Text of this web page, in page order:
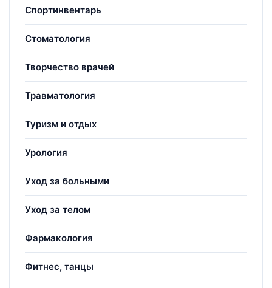
Спортинвентарь
Стоматология
Творчество врачей
Травматология
Туризм и отдых
Урология
Уход за больными
Уход за телом
Фармакология
Фитнес, танцы